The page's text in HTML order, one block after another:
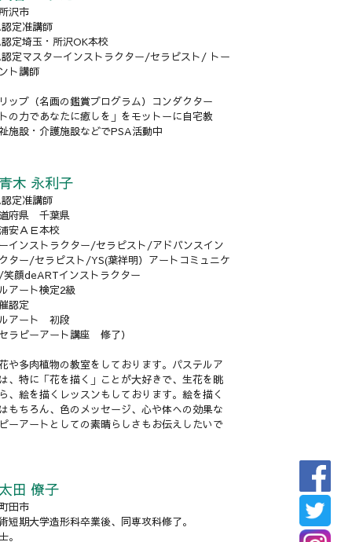
沢市
定准講師
定埼玉・所沢OK本校
認定マスターインストラクター/セラピスト/ トー
ト講師
ップ（名画の鑑賞プログラム）コンダクター
トの力であなたに癒しを」をモットーに自宅教
施設・介護施設などでPSA活動中
青木 永利子
定准講師
府県 千葉県
安ＡＥ本校
インストラクター/セラピスト/アドバンスイン
ター/セラピスト/YS(葉祥明）アートコミュニケ
顔deARTインストラクター
アート検定2級
認定
アート 初段
セラピーアート講座 修了）
や多肉植物の教室をしております。パステルア
、特に「花を描く」ことが大好きで、生花を眺
、絵を描くレッスンもしております。絵を描く
もちろん、色のメッセージ、心や体への効果な
ーアートとしての素晴らしさもお伝えしたいで
田 僚子
田市
短期大学造形科卒業後、同専攻科修了。
。